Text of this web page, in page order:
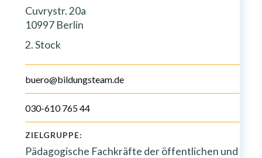
Cuvrystr. 20a
10997 Berlin
2. Stock
buero@bildungsteam.de
030-610 765 44
ZIELGRUPPE:
Pädagogische Fachkräfte der öffentlichen und